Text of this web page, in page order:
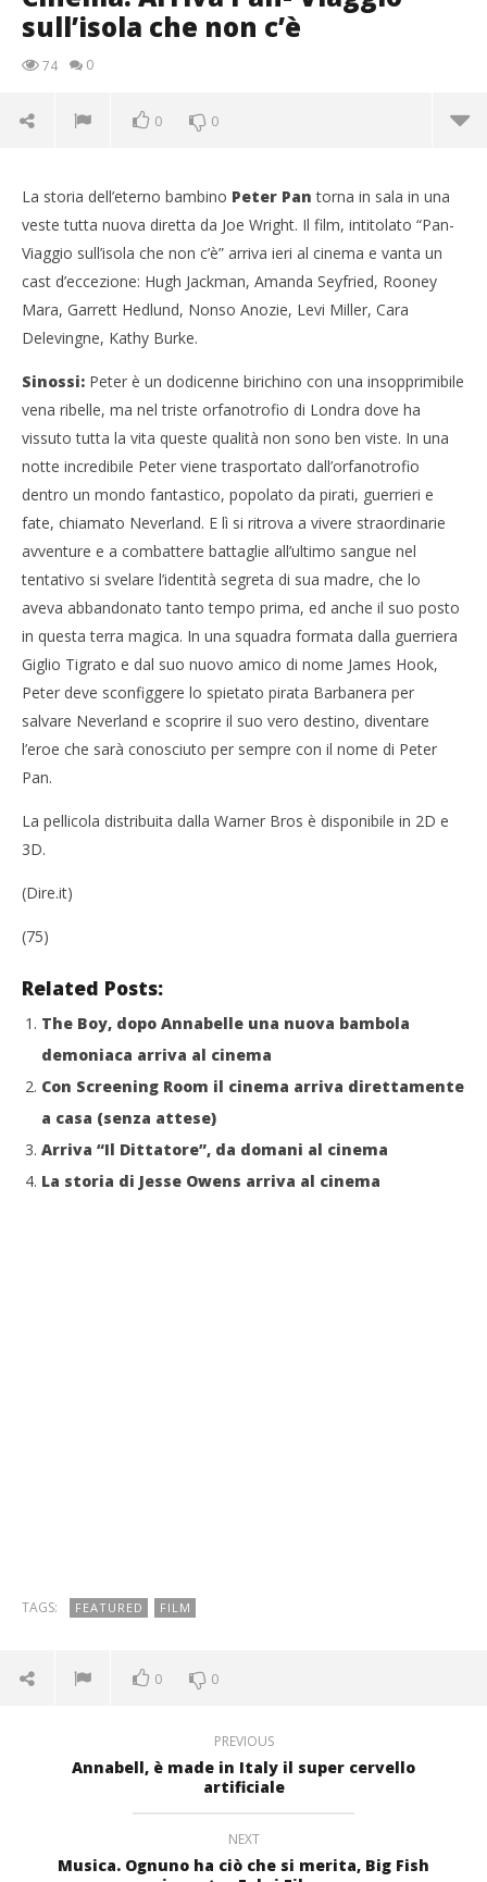
sull’isola che non c’è
74 0
0 0
NOW VIEWING
Cinema: Arriva Pan- Viaggio sull’isola che non c’è
13/11/2015
La storia dell’eterno bambino Peter Pan torna in sala in una
veste tutta nuova diretta da Joe Wright. Il film, intitolato “Pan-
Viaggio sull’isola che non c’è” arriva ieri al cinema e vanta un
cast d’eccezione: Hugh Jackman, Amanda Seyfried, Rooney
Mara, Garrett Hedlund, Nonso Anozie, Levi Miller, Cara
Delevingne, Kathy Burke.
Sinossi: Peter è un dodicenne birichino con una insopprimibile
vena ribelle, ma nel triste orfanotrofio di Londra dove ha
vissuto tutta la vita queste qualità non sono ben viste. In una
notte incredibile Peter viene trasportato dall’orfanotrofio
dentro un mondo fantastico, popolato da pirati, guerrieri e
fate, chiamato Neverland. E lì si ritrova a vivere straordinarie
avventure e a combattere battaglie all’ultimo sangue nel
tentativo si svelare l’identità segreta di sua madre, che lo
aveva abbandonato tanto tempo prima, ed anche il suo posto
in questa terra magica. In una squadra formata dalla guerriera
Giglio Tigrato e dal suo nuovo amico di nome James Hook,
Peter deve sconfiggere lo spietato pirata Barbanera per
salvare Neverland e scoprire il suo vero destino, diventare
l’eroe che sarà conosciuto per sempre con il nome di Peter
Pan.
La pellicola distribuita dalla Warner Bros è disponibile in 2D e
3D.
(Dire.it)
(75)
Related Posts:
The Boy, dopo Annabelle una nuova bambola
demoniaca arriva al cinema
Con Screening Room il cinema arriva direttamente
a casa (senza attese)
Arriva “Il Dittatore”, da domani al cinema
La storia di Jesse Owens arriva al cinema
TAGS: FEATURED FILM
0 0
PREVIOUS
Annabell, è made in Italy il super cervello
artificiale
NEXT
Musica. Ognuno ha ciò che si merita, Big Fish